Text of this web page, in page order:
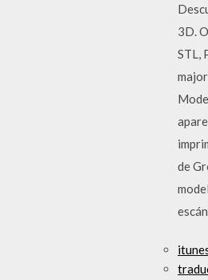
3D.
STL,
de